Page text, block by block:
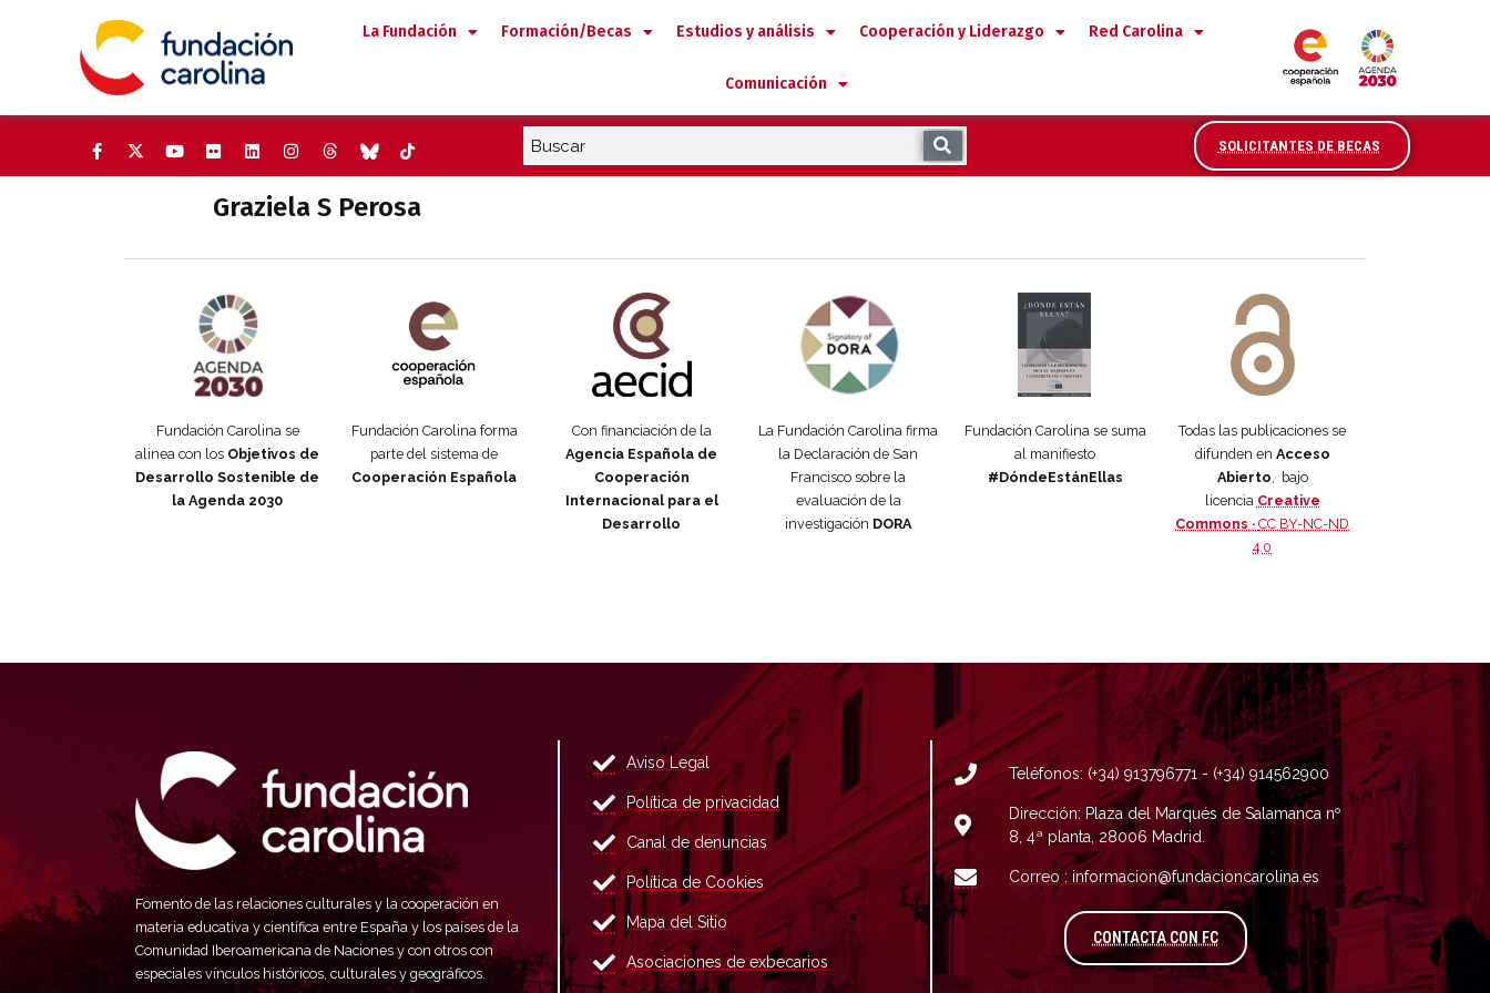
La Fundación Formación/Becas Estudios y análisis Cooperación y Liderazgo Red Carolina
Comunicación
SOLICITANTES DE BECAS
Graziela S Perosa
Fundación Carolina se
alinea con los Objetivos de
Desarrollo Sostenible de
la Agenda 2030
Fundación Carolina forma
parte del sistema de
Cooperación Española
Con financiación de la
Agencia Española de
Cooperación
Internacional para el
Desarrollo
La Fundación Carolina firma
la Declaración de San
Francisco sobre la
evaluación de la
investigación DORA
Fundación Carolina se suma
al manifiesto
#DóndeEstánEllas
Todas las publicaciones se
difunden en Acceso
Abierto , bajo
licencia Creative
Commons ·CC BY-NC-ND
4.0
Fomento de las relaciones culturales y la cooperación en
materia educativa y científica entre España y los países de la
Comunidad Iberoamericana de Naciones y con otros con
especiales vínculos históricos, culturales y geográficos.
Aviso Legal
Política de privacidad
Canal de denuncias
Política de Cookies
Mapa del Sitio
Asociaciones de exbecarios
Teléfonos: (+34) 913796771 - (+34) 914562900
Dirección: Plaza del Marqués de Salamanca nº
8, 4ª planta, 28006 Madrid.
Correo : informacion@fundacioncarolina.es
CONTACTA CON FCA TRAVÉS DEL FORMULARIO DE